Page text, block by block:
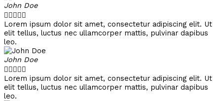
John Doe

Lorem ipsum dolor sit amet, consectetur adipiscing elit. Ut
elit tellus, luctus nec ullamcorper mattis, pulvinar dapibus
leo.
John Doe

Lorem ipsum dolor sit amet, consectetur adipiscing elit. Ut
elit tellus, luctus nec ullamcorper mattis, pulvinar dapibus
leo.